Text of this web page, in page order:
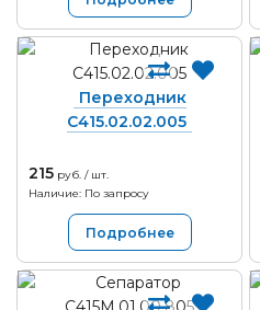
Переходник
С415.02.02.005
215 руб. / шт.
Наличие: По запросу
Подробнее